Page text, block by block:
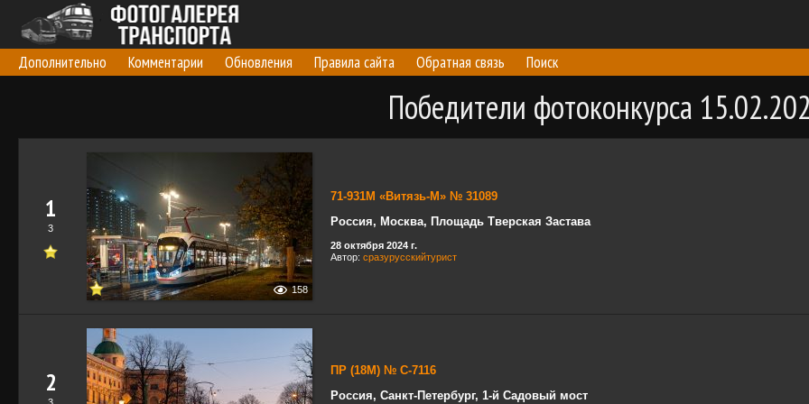
Дополнительно Комментарии Обновления Правила сайта Обратная связь Поиск
Победители фотоконкурса
1
3
158
71-931М «Витязь-М» № 31089
Россия, Москва, Площадь Тверская Застава
28 октября 2024 г.
Автор: сразурусскийтурист
2
ПР (18М) № С-7116
Россия, Санкт-Петербург, 1-й Садовый мост